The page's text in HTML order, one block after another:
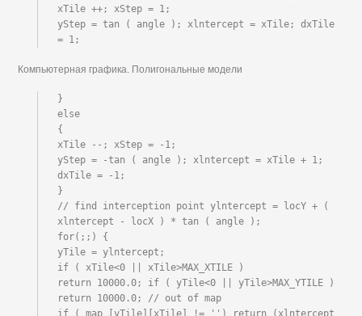
xTile ++; xStep = 1;
yStep = tan ( angle ); xlntercept = xTile; dxTile
= 1;
Компьютерная графика. Полигональные модели
}
else
{
xTile --; xStep = -1;
yStep = -tan ( angle ); xlntercept = xTile + 1;
dxTile = -1;
}
// find interception point ylntercept = locY + (
xlntercept - locX ) * tan ( angle );
for(;;) {
yTile = ylntercept;
if ( xTile<0 || xTile>MAX_XTILE )
return 10000.0; if ( yTile<0 || yTile>MAX_YTILE )
return 10000.0; // out of map
if ( map [yTile][xTile] != '') return (xlntercept